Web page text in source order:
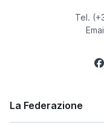
Tel.
La Federazione